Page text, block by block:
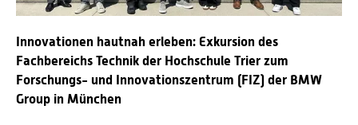
Innovationen hautnah erleben: Exkursion des
Fachbereichs Technik der Hochschule Trier zum
Forschungs- und Innovationszentrum (FIZ) der BMW
Group in München